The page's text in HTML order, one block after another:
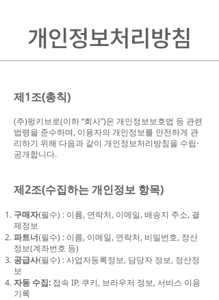
개인정보처리방침
제1조(총칙)
(주)펑키브로(이하 “회사”)은 개인정보보호법 등 관련
법령을 준수하며, 이용자의 개인정보를 안전하게 관
리하기 위해 다음과 같이 개인정보처리방침을 수립·
공개합니다.
제2조(수집하는 개인정보 항목)
구매자(필수) : 이름, 연락처, 이메일, 배송지 주소, 결
제정보
파트너(필수) : 이름, 이메일, 연락처, 비밀번호, 정산
정보(계좌번호 등)
공급사(필수) : 사업자등록정보, 담당자 정보, 정산정
보
자동 수집: 접속 IP, 쿠키, 브라우저 정보, 서비스 이용
기록